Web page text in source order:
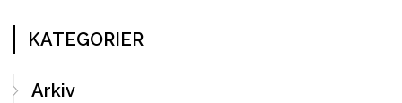
KATEGORIER
Arkiv